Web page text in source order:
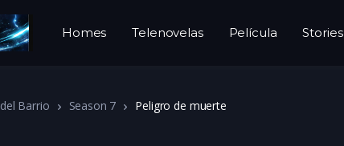
Homes Telenovelas Película Stories
Barrio Season 7 Peligro de muerte